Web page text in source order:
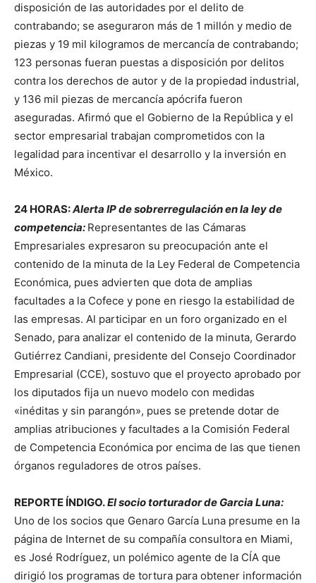
disposición de las autoridades por el delito de
contrabando; se aseguraron más de 1 millón y medio de
piezas y 19 mil kilogramos de mercancía de contrabando;
123 personas fueran puestas a disposición por delitos
contra los derechos de autor y de la propiedad industrial,
y 136 mil piezas de mercancía apócrifa fueron
aseguradas. Afirmó que el Gobierno de la República y el
sector empresarial trabajan comprometidos con la
legalidad para incentivar el desarrollo y la inversión en
México.
24 HORAS:Alerta IP de sobrerregulación en la ley de
competencia: Representantes de las Cámaras
Empresariales expresaron su preocupación ante el
contenido de la minuta de la Ley Federal de Competencia
Económica, pues advierten que dota de amplias
facultades a la Cofece y pone en riesgo la estabilidad de
las empresas. Al participar en un foro organizado en el
Senado, para analizar el contenido de la minuta, Gerardo
Gutiérrez Candiani, presidente del Consejo Coordinador
Empresarial (CCE), sostuvo que el proyecto aprobado por
los diputados fija un nuevo modelo con medidas
«inéditas y sin parangón», pues se pretende dotar de
amplias atribuciones y facultades a la Comisión Federal
de Competencia Económica por encima de las que tienen
órganos reguladores de otros países.
REPORTE ÍNDIGO.El socio torturador de Garcia Luna:
Uno de los socios que Genaro García Luna presume en la
página de Internet de su compañía consultora en Miami,
es José Rodríguez, un polémico agente de la CÍA que
dirigió los programas de tortura para obtener información